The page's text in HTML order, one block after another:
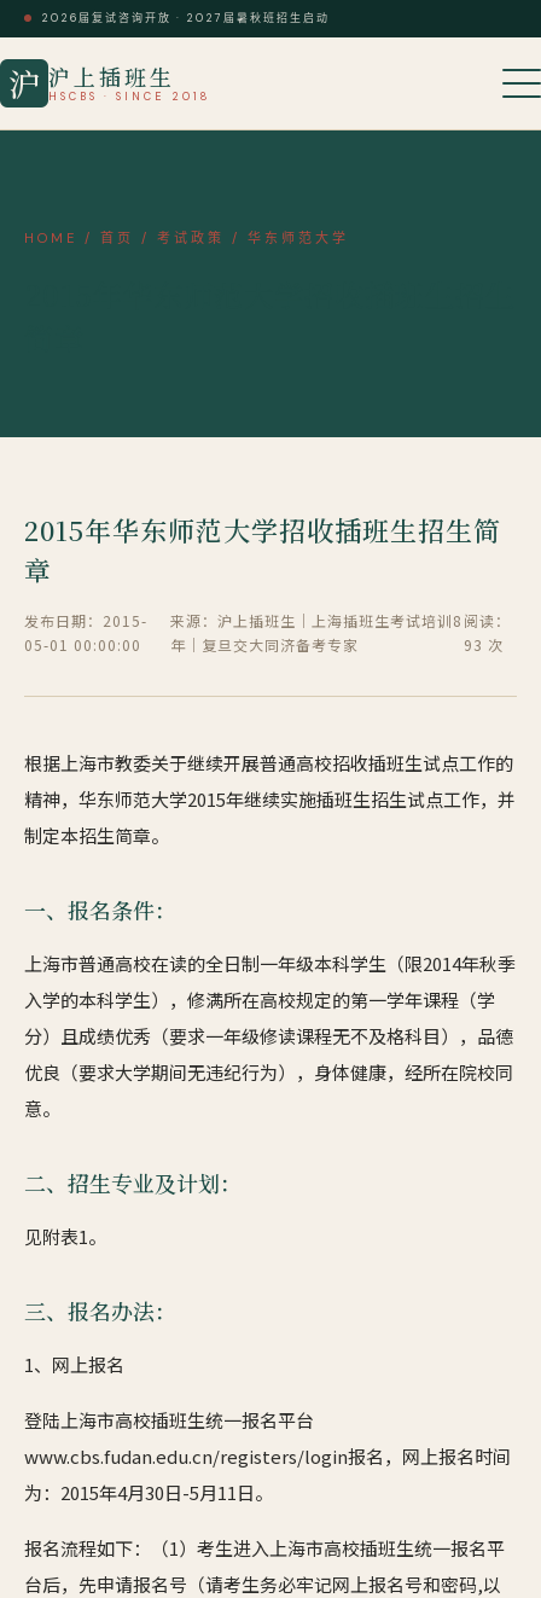
2026届复试咨询开放 · 2027届暑秋班招生启动
沪 沪上插班生
HSCBS · SINCE 2018
HOME / 首页 / 考试政策 / 华东师范大学
2015年华东师范大学招收插班生招生简
章
发布日期：2015-
05-01 00:00:00
来源：沪上插班生｜上海插班生考试培训8
年｜复旦交大同济备考专家
阅读：
93 次
根据上海市教委关于继续开展普通高校招收插班生试点工作的
精神，华东师范大学2015年继续实施插班生招生试点工作，并
制定本招生简章。
一、报名条件：
上海市普通高校在读的全日制一年级本科学生（限2014年秋季
入学的本科学生），修满所在高校规定的第一学年课程（学
分）且成绩优秀（要求一年级修读课程无不及格科目），品德
优良（要求大学期间无违纪行为），身体健康，经所在院校同
意。
二、招生专业及计划：
见附表1。
三、报名办法：
1、网上报名
登陆上海市高校插班生统一报名平台
www.cbs.fudan.edu.cn/registers/login报名，网上报名时间
为：2015年4月30日-5月11日。
报名流程如下：（1）考生进入上海市高校插班生统一报名平
台后，先申请报名号（请考生务必牢记网上报名号和密码,以